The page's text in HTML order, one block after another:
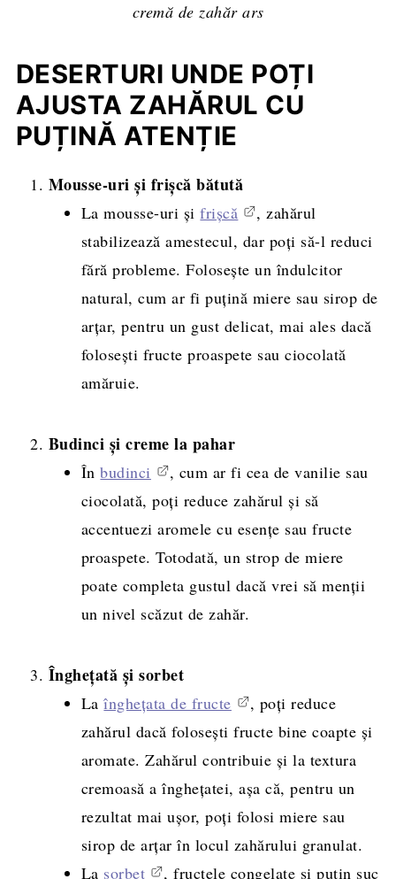
cremă de zahăr ars
DESERTURI UNDE POȚI
AJUSTA ZAHĂRUL CU
PUȚINĂ ATENȚIE
Mousse-uri și frișcă bătută
La mousse-uri șifrișcă
, zahărul
stabilizează amestecul, dar poți să-l reduci
fără probleme. Folosește un îndulcitor
natural, cum ar fi puțină miere sau sirop de
arțar, pentru un gust delicat, mai ales dacă
folosești fructe proaspete sau ciocolată
amăruie.
Budinci și creme la pahar
Înbudinci
, cum ar fi cea de vanilie sau
ciocolată, poți reduce zahărul și să
accentuezi aromele cu esențe sau fructe
proaspete. Totodată, un strop de miere
poate completa gustul dacă vrei să menții
un nivel scăzut de zahăr.
Înghețată și sorbet
Laînghețata de fructe
, poți reduce
zahărul dacă folosești fructe bine coapte și
aromate. Zahărul contribuie și la textura
cremoasă a înghețatei, așa că, pentru un
rezultat mai ușor, poți folosi miere sau
sirop de arțar în locul zahărului granulat.
La sorbet
, fructele congelate și puțin suc